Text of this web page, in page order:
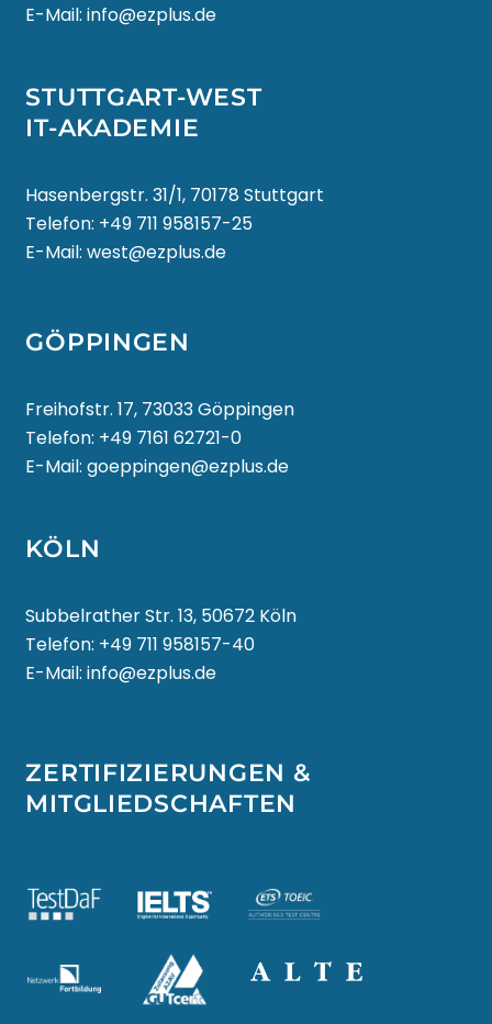
LATVIEŠU VALODA
LIETUVIŲ KALBA
МАКЕДОНСКИ ЈАЗИК
BAHASA MELAYU
MALTESE
МОНГОЛ
NORSK BOKMÅL
E-Mail:info@ezplus.de
STUTTGART-WEST
IT-AKADEMIE
Hasenbergstr. 31/1, 70178 Stuttgart
Telefon: +49 711 958157-25
E-Mail:west@ezplus.de
GÖPPINGEN
Freihofstr. 17, 73033 Göppingen
Telefon: +49 7161 62721-0
E-Mail:goeppingen@ezplus.de
KÖLN
Subbelrather Str. 13, 50672 Köln
Telefon: +49 711 958157-40
E-Mail:info@ezplus.de
ZERTIFIZIERUNGEN &
MITGLIEDSCHAFTEN